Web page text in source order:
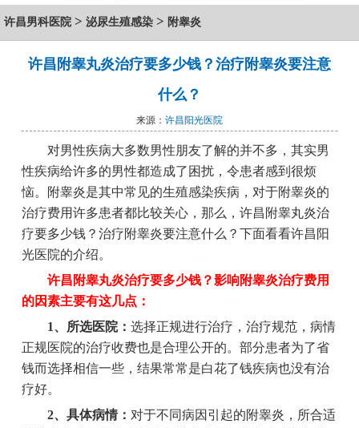
许昌男科医院 > 泌尿生殖感染 > 附睾炎
许昌附睾丸炎治疗要多少钱？治疗附睾炎要注意
什么？
来源： 许昌阳光医院
对男性疾病大多数男性朋友了解的并不多，其实男
性疾病给许多的男性都造成了困扰，令患者感到很烦
恼。附睾炎是其中常见的生殖感染疾病，对于附睾炎的
治疗费用许多患者都比较关心，那么，许昌附睾丸炎治
疗要多少钱？治疗附睾炎要注意什么？下面看看许昌阳
光医院的介绍。
许昌附睾丸炎治疗要多少钱？影响附睾炎治疗费用
的因素主要有这几点：
1、所选医院： 选择正规进行治疗，治疗规范，病情
正规医院的治疗收费也是合理公开的。部分患者为了省
钱而选择相信一些，结果常常是白花了钱疾病也没有治
疗好。
2、具体病情： 对于不同病因引起的附睾炎，所合适